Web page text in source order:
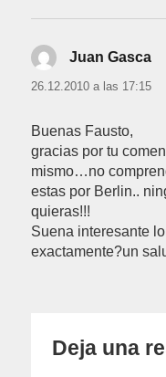
Juan Gasca
26.12.2010 a las 17:15
Buenas Fausto,
gracias por tu
mismo…no
estas por Berlin..
quieras!!!
Suena interesante
exactamente?un
Deja una